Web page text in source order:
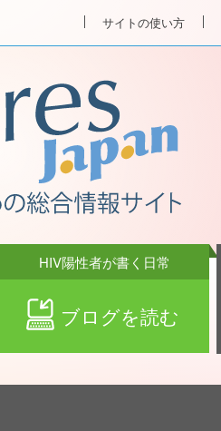
サイトの使い方
ブログを読む
HIV陽性者が書く日常